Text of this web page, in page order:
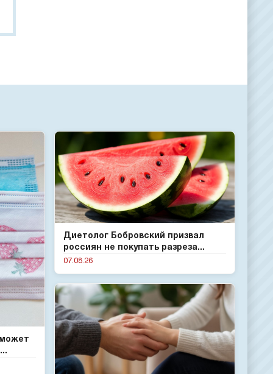
Диетолог Бобровский призвал
россиян не покупать разреза...
07.08.26